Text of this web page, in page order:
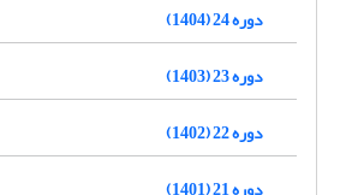
دوره 24 (1404)
دوره 23 (1403)
دوره 22 (1402)